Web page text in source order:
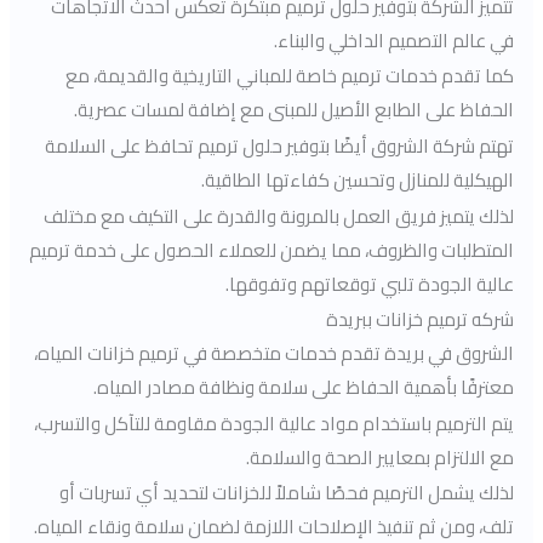
في عالم التصميم الداخلي والبناء.
كما تقدم خدمات ترميم خاصة للمباني التاريخية والقديمة، مع
الحفاظ على الطابع الأصيل للمبنى مع إضافة لمسات عصرية.
تهتم شركة الشروق أيضًا بتوفير حلول ترميم تحافظ على السلامة
الهيكلية للمنازل وتحسين كفاءتها الطاقية.
لذلك يتميز فريق العمل بالمرونة والقدرة على التكيف مع مختلف
المتطلبات والظروف، مما يضمن للعملاء الحصول على خدمة ترميم
عالية الجودة تلبي توقعاتهم وتفوقها.
شركه ترميم خزانات ببريدة
الشروق في بريدة تقدم خدمات متخصصة في ترميم خزانات المياه،
معترفًا بأهمية الحفاظ على سلامة ونظافة مصادر المياه.
يتم الترميم باستخدام مواد عالية الجودة مقاومة للتآكل والتسرب،
مع الالتزام بمعايير الصحة والسلامة.
لذلك يشمل الترميم فحصًا شاملاً للخزانات لتحديد أي تسربات أو
تلف، ومن ثم تنفيذ الإصلاحات اللازمة لضمان سلامة ونقاء المياه.